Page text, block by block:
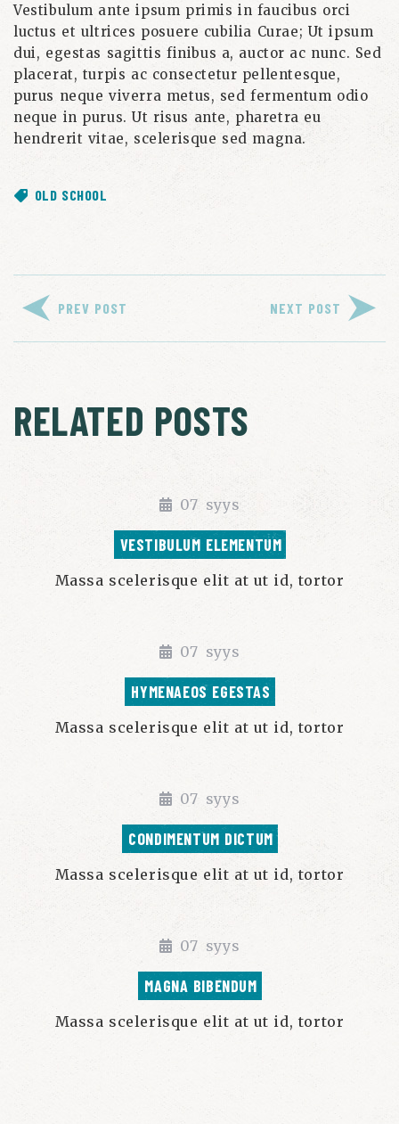
Vestibulum ante ipsum primis in faucibus orci
luctus et ultrices posuere cubilia Curae; Ut ipsum
dui, egestas sagittis finibus a, auctor ac nunc. Sed
placerat, turpis ac consectetur pellentesque,
purus neque viverra metus, sed fermentum odio
neque in purus. Ut risus ante, pharetra eu
hendrerit vitae, scelerisque sed magna.
OLD SCHOOL
PREV POST NEXT POST
RELATED POSTS
07 syys
VESTIBULUM ELEMENTUM
Massa scelerisque elit at ut id, tortor
07 syys
HYMENAEOS EGESTAS
Massa scelerisque elit at ut id, tortor
07 syys
CONDIMENTUM DICTUM
Massa scelerisque elit at ut id, tortor
07 syys
MAGNA BIBENDUM
Massa scelerisque elit at ut id, tortor